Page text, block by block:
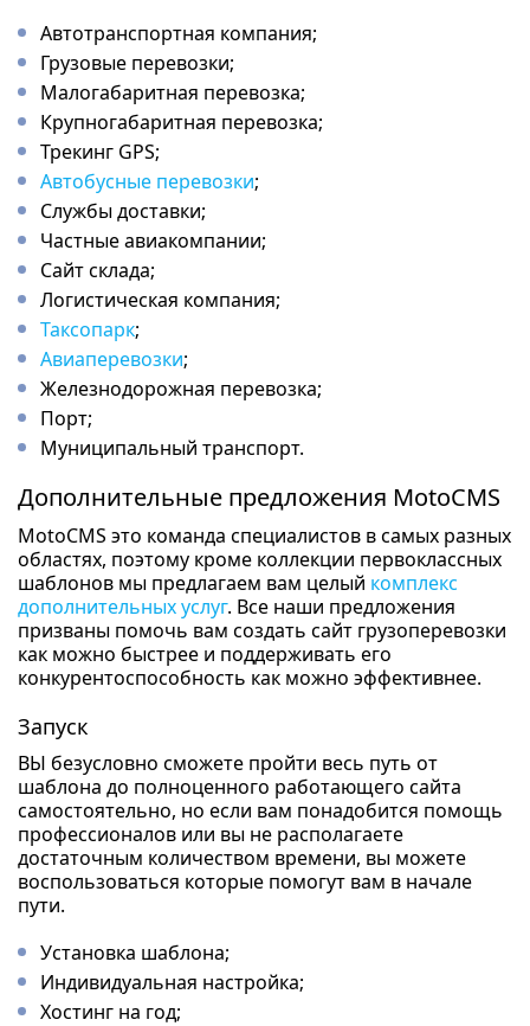
Автотранспортная компания;
Грузовые перевозки;
Малогабаритная перевозка;
Крупногабаритная перевозка;
Трекинг GPS;
Автобусные перевозки;
Службы доставки;
Частные авиакомпании;
Сайт склада;
Логистическая компания;
Таксопарк;
Авиаперевозки;
Железнодорожная перевозка;
Порт;
Муниципальный транспорт.
Дополнительные предложения MotoCMS
MotoCMS это команда специалистов в самых разных
областях, поэтому кроме коллекции первоклассных
шаблонов мы предлагаем вам целый комплекс
дополнительных услуг. Все наши предложения
призваны помочь вам создать сайт грузоперевозки
как можно быстрее и поддерживать его
конкурентоспособность как можно эффективнее.
Запуск
ВЫ безусловно сможете пройти весь путь от
шаблона до полноценного работающего сайта
самостоятельно, но если вам понадобится помощь
профессионалов или вы не располагаете
достаточным количеством времени, вы можете
воспользоваться которые помогут вам в начале
пути.
Установка шаблона;
Индивидуальная настройка;
Хостинг на год;